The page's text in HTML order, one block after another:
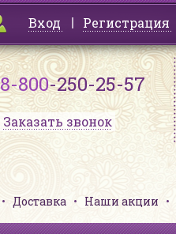
Вход Регистрация
8-800-250-25-57
Заказать звонок
Доставка Наши акции